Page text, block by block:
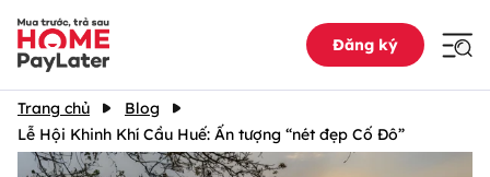
Đăng ký
Trang chủ
Blog
Lễ Hội Khinh Khí Cầu Huế: Ấn tượng “nét đẹp Cố Đô”